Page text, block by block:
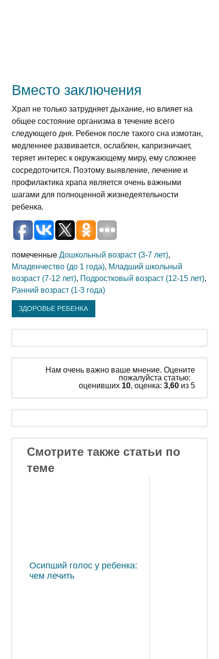
Вместо заключения
Храп не только затрудняет дыхание, но влияет на
общее состояние организма в течение всего
следующего дня. Ребенок после такого сна измотан,
медленнее развивается, ослаблен, капризничает,
теряет интерес к окружающему миру, ему сложнее
сосредоточится. Поэтому выявление, лечение и
профилактика храпа является очень важными
шагами для полноценной жизнедеятельности
ребенка.
помеченные Дошкольный возраст (3-7 лет),
Младенчество (до 1 года), Младший школьный
возраст (7-12 лет), Подростковый возраст (12-15 лет),
Ранний возраст (1-3 года)
ЗДОРОВЬЕ РЕБЕНКА
Нам очень важно ваше мнение. Оцените
пожалуйста статью:
оценивших 10, оценка: 3,60 из 5
Смотрите также статьи по
теме
Осипший голос у ребенка:
чем лечить